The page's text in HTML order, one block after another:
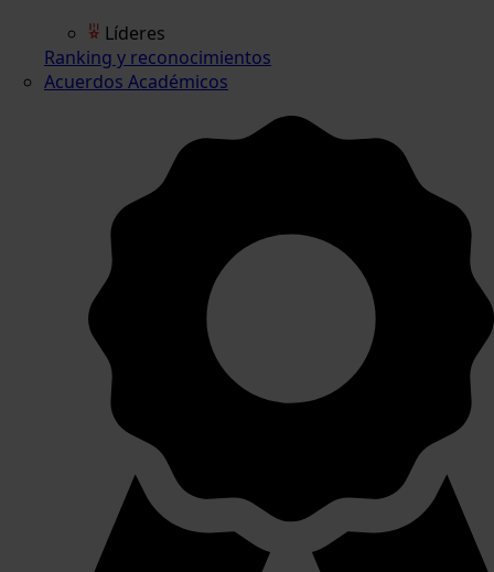
Líderes
Ranking y reconocimientos
Acuerdos Académicos